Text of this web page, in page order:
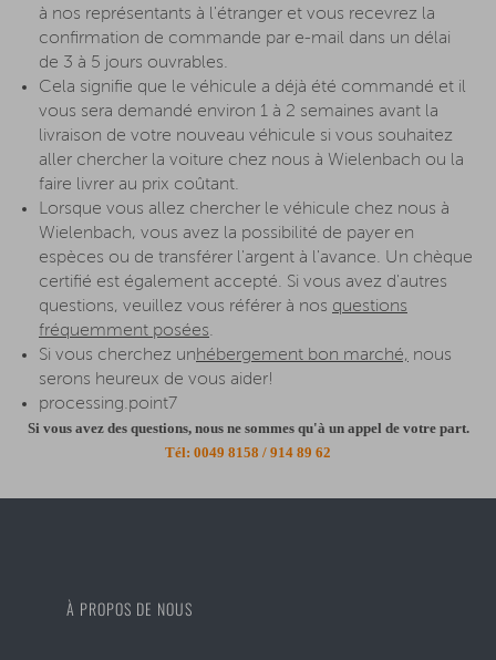
à nos représentants à l'étranger et vous recevrez la
confirmation de commande par e-mail dans un délai
de 3 à 5 jours ouvrables.
Cela signifie que le véhicule a déjà été commandé et il
vous sera demandé environ 1 à 2 semaines avant la
livraison de votre nouveau véhicule si vous souhaitez
aller chercher la voiture chez nous à Wielenbach ou la
faire livrer au prix coûtant.
Lorsque vous allez chercher le véhicule chez nous à
Wielenbach, vous avez la possibilité de payer en
espèces ou de transférer l'argent à l'avance. Un chèque
certifié est également accepté. Si vous avez d'autres
questions, veuillez vous référer à nos questions
fréquemment posées.
Si vous cherchez unhébergement bon marché, nous
serons heureux de vous aider!
processing.point7
Si vous avez des questions, nous ne sommes qu'à un appel de votre part.
Tél: 0049 8158 / 914 89 62
À PROPOS DE NOUS